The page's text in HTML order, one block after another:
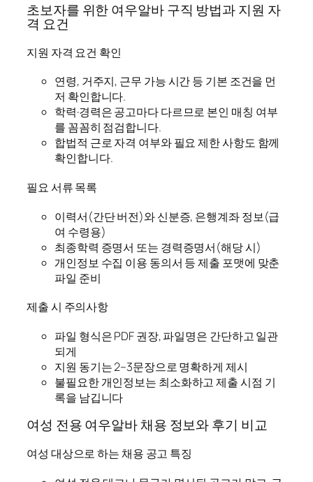
초보자를 위한 여우알바 구직 방법과 지원 자
격 요건
지원 자격 요건 확인
연령, 거주지, 근무 가능 시간 등 기본 조건을 먼
저 확인합니다.
학력·경력은 공고마다 다르므로 본인 매칭 여부
를 꼼꼼히 점검합니다.
합법적 근로 자격 여부와 필요 제한 사항도 함께
확인합니다.
필요 서류 목록
이력서(간단 버전)와 신분증, 은행계좌 정보(급
여 수령용)
최종학력 증명서 또는 경력증명서(해당 시)
개인정보 수집 이용 동의서 등 제출 포맷에 맞춘
파일 준비
제출 시 주의사항
파일 형식은 PDF 권장, 파일명은 간단하고 일관
되게
지원 동기는 2–3문장으로 명확하게 제시
불필요한 개인정보는 최소화하고 제출 시점 기
록을 남깁니다
여성 전용 여우알바 채용 정보와 후기 비교
여성 대상으로 하는 채용 공고 특징